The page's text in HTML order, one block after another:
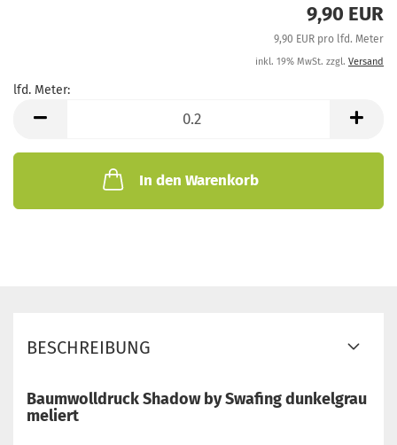
9,90 EUR
9,90 EUR pro lfd. Meter
inkl. 19% MwSt. zzgl. Versand
lfd. Meter:
Meter
In den Warenkorb
BESCHREIBUNG
Baumwolldruck Shadow by Swafing dunkelgrau
meliert